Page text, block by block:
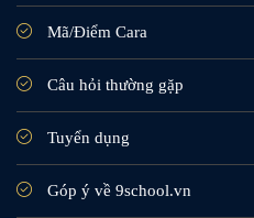
Mã/Điểm Cara
Câu hỏi thường gặp
Tuyển dụng
Góp ý về 9school.vn